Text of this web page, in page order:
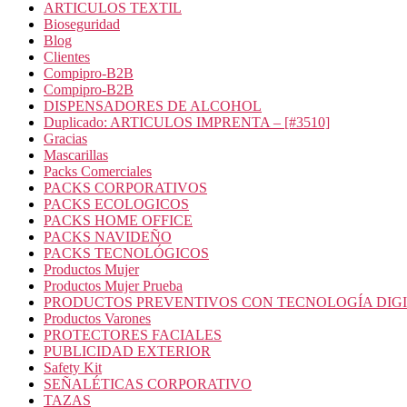
ARTICULOS TEXTIL
Bioseguridad
Blog
Clientes
Compipro-B2B
Compipro-B2B
DISPENSADORES DE ALCOHOL
Duplicado: ARTICULOS IMPRENTA – [#3510]
Gracias
Mascarillas
Packs Comerciales
PACKS CORPORATIVOS
PACKS ECOLOGICOS
PACKS HOME OFFICE
PACKS NAVIDEÑO
PACKS TECNOLÓGICOS
Productos Mujer
Productos Mujer Prueba
PRODUCTOS PREVENTIVOS CON TECNOLOGÍA
Productos Varones
PROTECTORES FACIALES
PUBLICIDAD EXTERIOR
Safety Kit
SEÑALÉTICAS CORPORATIVO
TAZAS